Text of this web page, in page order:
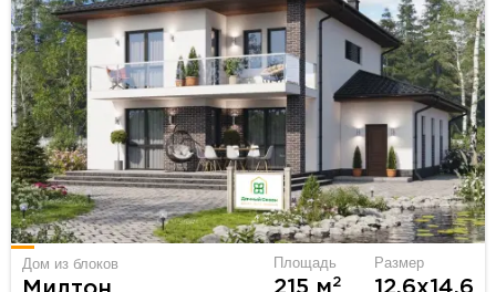
Дом из блоков Площадь
215 м2
Размер
12.6х14.6